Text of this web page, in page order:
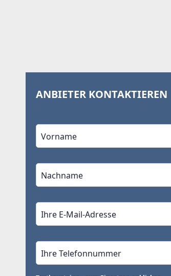
ANBIETER KONTAKTIEREN